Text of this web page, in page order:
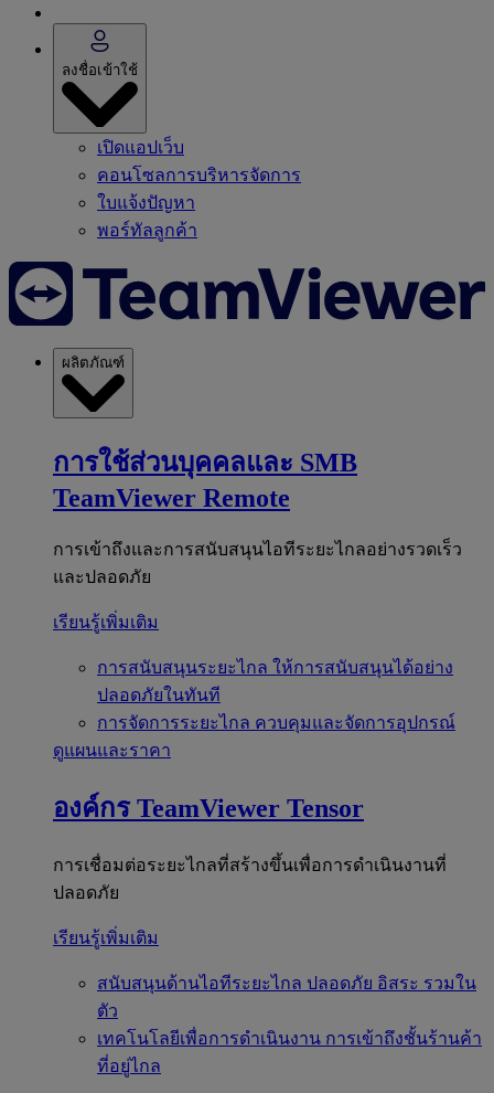
ลงชื่อเข้าใช้
เปิดแอปเว็บ
คอนโซลการบริหารจัดการ
ใบแจ้งปัญหา
พอร์ทัลลูกค้า
ผลิตภัณฑ์
การใช้ส่วนบุคคลและ SMB
TeamViewer Remote
การเข้าถึงและการสนับสนุนไอทีระยะไกลอย่างรวดเร็ว
และปลอดภัย
เรียนรู้เพิ่มเติม
การสนับสนุนระยะไกล ให้การสนับสนุนได้อย่าง
ปลอดภัยในทันที
การจัดการระยะไกล ควบคุมและจัดการอุปกรณ์
ดูแผนและราคา
องค์กร TeamViewer Tensor
การเชื่อมต่อระยะไกลที่สร้างขึ้นเพื่อการดำเนินงานที่
ปลอดภัย
เรียนรู้เพิ่มเติม
สนับสนุนด้านไอทีระยะไกล ปลอดภัย อิสระ รวมใน
ตัว
เทคโนโลยีเพื่อการดำเนินงาน การเข้าถึงชั้นร้านค้า
ที่อยู่ไกล